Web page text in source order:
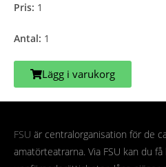
Pris: 1
Antal: 1
Lägg i varukorg
FSU är centralorganisation för de
amatörteatrarna. Via FSU kan du